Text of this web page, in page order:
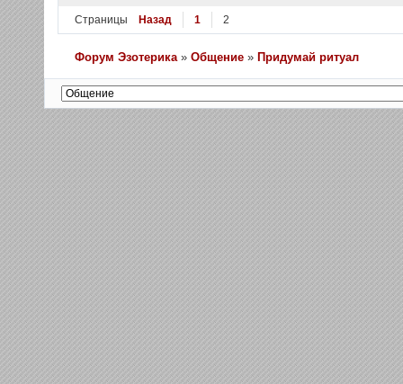
Страницы Назад 1 2
Форум Эзотерика »Общение » Придумай ритуал